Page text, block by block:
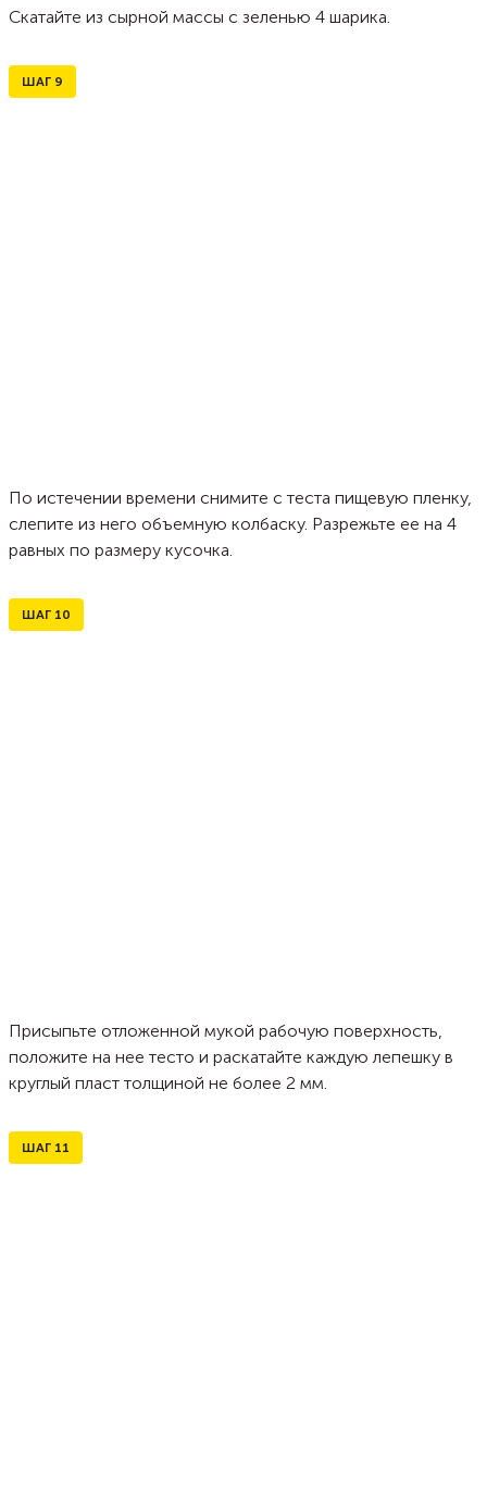
Скатайте из сырной массы с зеленью 4 шарика.
ШАГ 9
По истечении времени снимите с теста пищевую пленку,
слепите из него объемную колбаску. Разрежьте ее на 4
равных по размеру кусочка.
ШАГ 10
Присыпьте отложенной мукой рабочую поверхность,
положите на нее тесто и раскатайте каждую лепешку в
круглый пласт толщиной не более 2 мм.
ШАГ 11